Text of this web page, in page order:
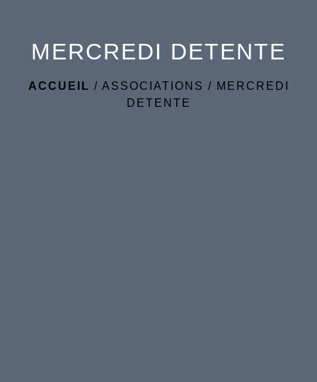
MERCREDI DETENTE
ACCUEIL / ASSOCIATIONS / MERCREDI
DETENTE